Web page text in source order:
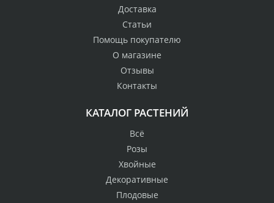
Доставка
Статьи
Помощь покупателю
О магазине
Отзывы
Контакты
КАТАЛОГ РАСТЕНИЙ
Всё
Розы
Хвойные
Декоративные
Плодовые